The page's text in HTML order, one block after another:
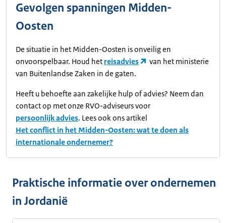
Gevolgen spanningen Midden-
Oosten
De situatie in het Midden-Oosten is onveilig en
onvoorspelbaar. Houd het reisadvies
van het ministerie
van Buitenlandse Zaken in de gaten.
Heeft u behoefte aan zakelijke hulp of advies? Neem dan
contact op met onze RVO-adviseurs voor
persoonlijk advies. Lees ook ons artikel
Het conflict in het Midden-Oosten: wat te doen als
internationale ondernemer?
Praktische informatie over ondernemen
in Jordanië